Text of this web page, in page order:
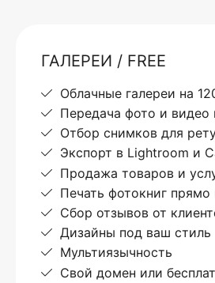
ГАЛЕРЕИ / FREE
Облачные галереи на
Передача фото и видео
Отбор снимков для
Экспорт в Lightroom и
Продажа товаров и
Печать фотокниг прямо
Сбор отзывов от
Дизайны под ваш стиль
Мультиязычность
Свой домен или